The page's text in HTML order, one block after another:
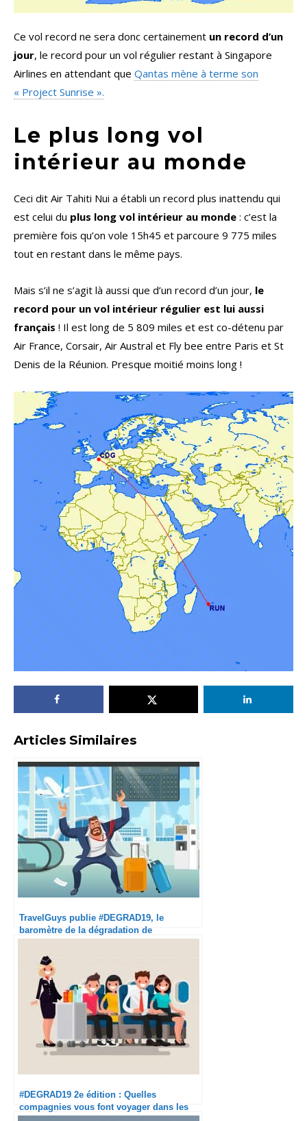
Ce vol record ne sera donc certainement un record d’un
jour, le record pour un vol régulier restant à Singapore
Airlines en attendant que Qantas mène à terme son
« Project Sunrise ».
Le plus long vol
intérieur au monde
Ceci dit Air Tahiti Nui a établi un record plus inattendu qui
est celui du plus long vol intérieur au monde : c’est la
première fois qu’on vole 15h45 et parcoure 9 775 miles
tout en restant dans le même pays.
Mais s’il ne s’agit là aussi que d’un record d’un jour, le
record pour un vol intérieur régulier est lui aussi
français ! Il est long de 5 809 miles et est co-détenu par
Air France, Corsair, Air Austral et Fly bee entre Paris et St
Denis de la Réunion. Presque moitié moins long !
Articles Similaires
TravelGuys publie #DEGRAD19, le
baromètre de la dégradation de
#DEGRAD19 2e édition : Quelles
compagnies vous font voyager dans les